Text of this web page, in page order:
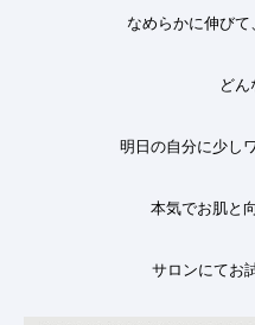
なめらかに伸び
どん
明日の自分に少し
本気でお肌と
サロンにてお